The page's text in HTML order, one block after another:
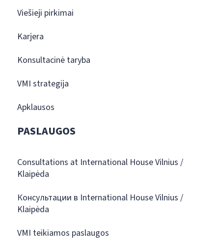
Viešieji pirkimai
Karjera
Konsultacinė taryba
VMI strategija
Apklausos
PASLAUGOS
Consultations at International House Vilnius /
Klaipėda
Консультации в International House Vilnius /
Klaipėda
VMI teikiamos paslaugos